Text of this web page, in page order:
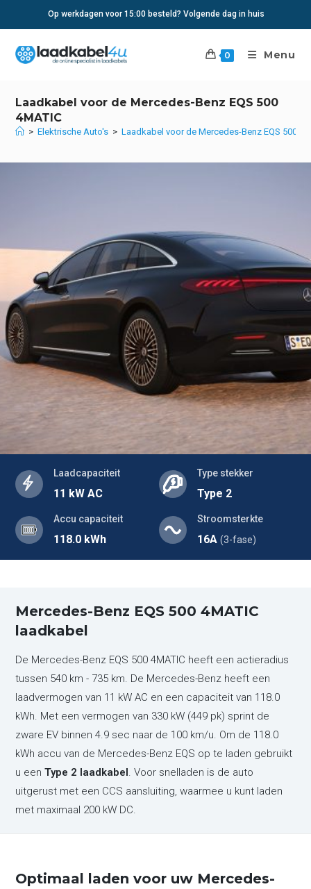
Op werkdagen voor 15:00 besteld? Volgende dag in huis
0 Menu
Laadkabel voor de Mercedes-Benz EQS 500
4MATIC
> Elektrische Auto's > Laadkabel voor de Mercedes-Benz EQS 500
Laadcapaciteit
11 kW AC
Type stekker
Type 2
Accu capaciteit
118.0 kWh
Stroomsterkte
16A (3-fase)
Mercedes-Benz EQS 500 4MATIC
laadkabel
De Mercedes-Benz EQS 500 4MATIC heeft een actieradius
tussen 540 km - 735 km. De Mercedes-Benz heeft een
laadvermogen van 11 kW AC en een capaciteit van 118.0
kWh. Met een vermogen van 330 kW (449 pk) sprint de
zware EV binnen 4.9 sec naar de 100 km/u. Om de 118.0
kWh accu van de Mercedes-Benz EQS op te laden gebruikt
u eenType 2 laadkabel. Voor snelladen is de auto
uitgerust met een CCS aansluiting, waarmee u kunt laden
met maximaal 200 kW DC.
Optimaal laden voor uw Mercedes-